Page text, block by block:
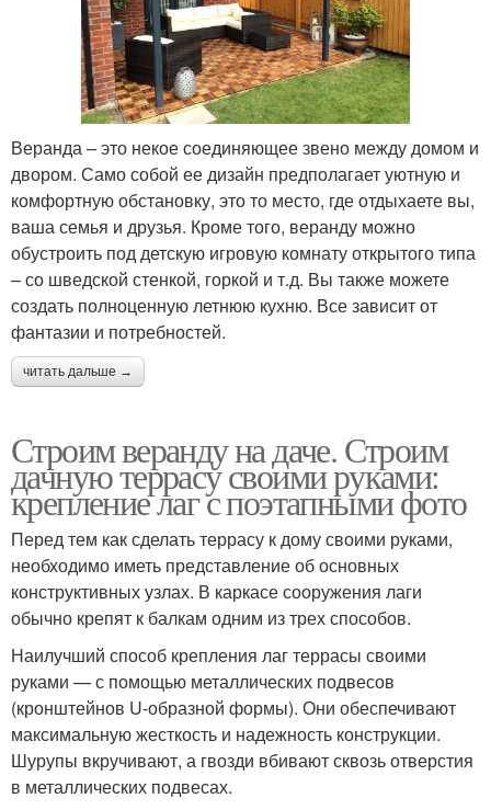
Веранда – это некое соединяющее звено между домом и
двором. Само собой ее дизайн предполагает уютную и
комфортную обстановку, это то место, где отдыхаете вы,
ваша семья и друзья. Кроме того, веранду можно
обустроить под детскую игровую комнату открытого типа
– со шведской стенкой, горкой и т.д. Вы также можете
создать полноценную летнюю кухню. Все зависит от
фантазии и потребностей.
читать дальше →
Строим веранду на даче. Строим
дачную террасу своими руками:
крепление лаг с поэтапными фото
Перед тем как сделать террасу к дому своими руками,
необходимо иметь представление об основных
конструктивных узлах. В каркасе сооружения лаги
обычно крепят к балкам одним из трех способов.
Наилучший способ крепления лаг террасы своими
руками — с помощью металлических подвесов
(кронштейнов U-образной формы). Они обеспечивают
максимальную жесткость и надежность конструкции.
Шурупы вкручивают, а гвозди вбивают сквозь отверстия
в металлических подвесах.